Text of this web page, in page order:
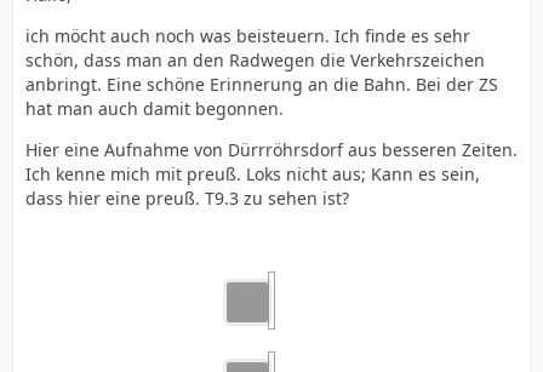
ich möcht auch noch was beisteuern. Ich finde es sehr
schön, dass man an den Radwegen die Verkehrszeichen
anbringt. Eine schöne Erinnerung an die Bahn. Bei der ZS
hat man auch damit begonnen.
Hier eine Aufnahme von Dürrröhrsdorf aus besseren Zeiten.
Ich kenne mich mit preuß. Loks nicht aus; Kann es sein,
dass hier eine preuß. T9.3 zu sehen ist?